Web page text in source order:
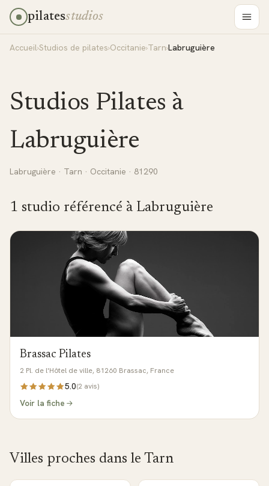
pilatesstudios
Accueil›Studios de pilates›Occitanie›Tarn›Labruguière
Studios Pilates à
Labruguière
Labruguière · Tarn · Occitanie · 81290
1 studio référencé à Labruguière
Brassac Pilates
2 Pl. de l'Hôtel de ville, 81260 Brassac, France
5.0(2 avis)
Voir la fiche
Villes proches dans le Tarn